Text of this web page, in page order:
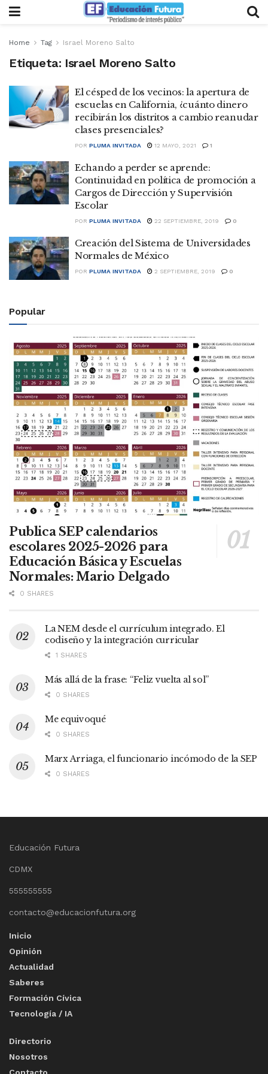
Home Tag Israel Moreno Salto
Etiqueta: Israel Moreno Salto
El césped de los vecinos: la apertura de
escuelas en California, ¿cuánto dinero
recibirán los distritos a cambio reanudar
clases presenciales?
POR PLUMA INVITADA 12 MAYO, 2021 1
Echando a perder se aprende:
Continuidad en política de promoción a
Cargos de Dirección y Supervisión
Escolar
POR PLUMA INVITADA 22 SEPTIEMBRE, 2019 0
Creación del Sistema de Universidades
Normales de México
POR PLUMA INVITADA 2 SEPTIEMBRE, 2019 0
Popular
Publica SEP calendarios
escolares 2025-2026 para
Educación Básica y Escuelas
Normales: Mario Delgado
0 SHARES
La NEM desde el currículum integrado. El
codiseño y la integración curricular
1 SHARES
Más allá de la frase: “Feliz vuelta al sol”
0 SHARES
Me equivoqué
0 SHARES
Marx Arriaga, el funcionario incómodo de la SEP
0 SHARES
Educación Futura
CDMX
555555555
contacto@educacionfutura.org
Inicio
Opinión
Actualidad
Saberes
Formación Cívica
Tecnología / IA
Directorio
Nosotros